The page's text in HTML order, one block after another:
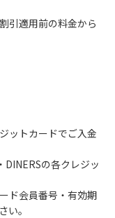
止してください。
引適用前の料金から
ットカードでご入金
DINERSの各クレジッ
ド会員番号・有効期
い。